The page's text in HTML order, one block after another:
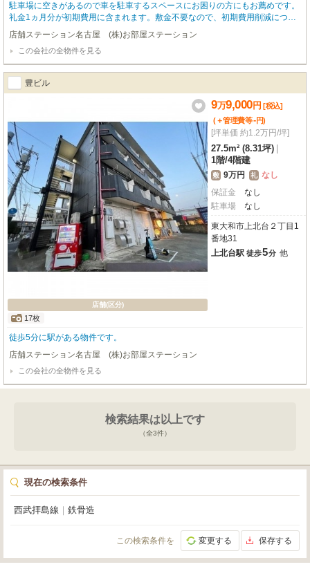
駐車場に空きがあるので車を駐車するスペースにお困りの方にもお薦めです。
礼金1ヵ月分が初期費用に含まれます。敷金不要なので、初期費用削減につな
がります。
店舗ステーション名古屋 (株)お部屋ステーション
この会社の全物件を見る
豊ビル
店舗(区分)
17枚
9万9,000円 [税込]
(＋管理費等-円)
[坪単価 約1.2万円/坪]
27.5m² (8.31坪)
1階/4階建
敷 9万円 礼 なし
保証金
なし
駐車場
なし
東大和市上北台２丁目1
番地31
上北台駅 徒歩5分 他
徒歩5分に駅がある物件です。
店舗ステーション名古屋 (株)お部屋ステーション
この会社の全物件を見る
検索結果は以上です
（全3件）
現在の検索条件
西武拝島線 鉄骨造
この検索条件を 変更する 保存する